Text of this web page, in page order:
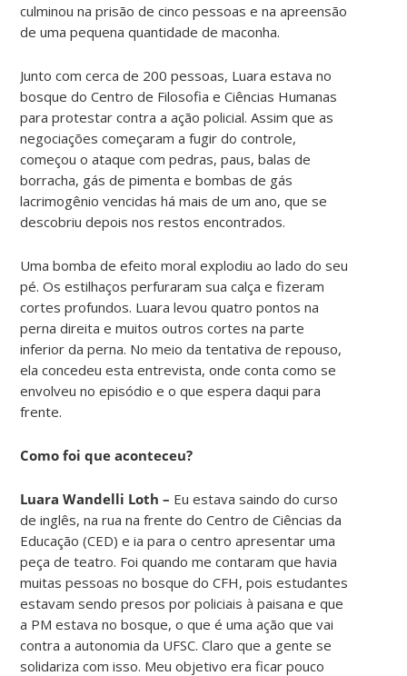
culminou na prisão de cinco pessoas e na apreensão
de uma pequena quantidade de maconha.
Junto com cerca de 200 pessoas, Luara estava no
bosque do Centro de Filosofia e Ciências Humanas
para protestar contra a ação policial. Assim que as
negociações começaram a fugir do controle,
começou o ataque com pedras, paus, balas de
borracha, gás de pimenta e bombas de gás
lacrimogênio vencidas há mais de um ano, que se
descobriu depois nos restos encontrados.
Uma bomba de efeito moral explodiu ao lado do seu
pé. Os estilhaços perfuraram sua calça e fizeram
cortes profundos. Luara levou quatro pontos na
perna direita e muitos outros cortes na parte
inferior da perna. No meio da tentativa de repouso,
ela concedeu esta entrevista, onde conta como se
envolveu no episódio e o que espera daqui para
frente.
Como foi que aconteceu?
Luara Wandelli Loth – Eu estava saindo do curso
de inglês, na rua na frente do Centro de Ciências da
Educação (CED) e ia para o centro apresentar uma
peça de teatro. Foi quando me contaram que havia
muitas pessoas no bosque do CFH, pois estudantes
estavam sendo presos por policiais à paisana e que
a PM estava no bosque, o que é uma ação que vai
contra a autonomia da UFSC. Claro que a gente se
solidariza com isso. Meu objetivo era ficar pouco